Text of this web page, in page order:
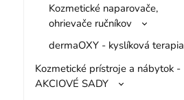
Kozmetické naparovače,
ohrievače ručníkov
dermaOXY - kyslíková terapia
Kozmetické prístroje a nábytok -
AKCIOVÉ SADY